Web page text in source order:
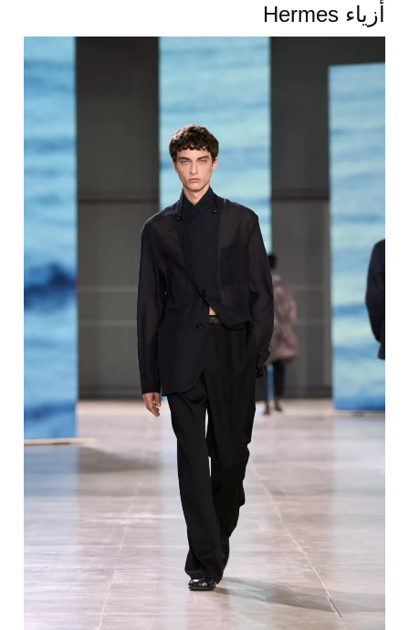
أزياء Hermes